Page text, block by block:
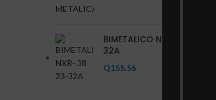
BIMETALICO NXR- 38 23-
32A
Q155.56